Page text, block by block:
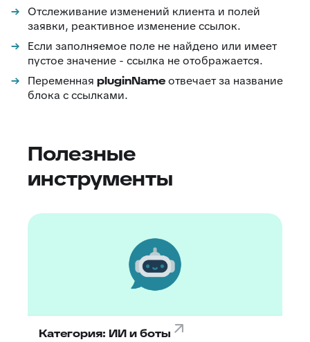
Отслеживание изменений клиента и полей
заявки, реактивное изменение ссылок.
Если заполняемое поле не найдено или имеет
пустое значение - ссылка не отображается.
Переменная pluginNameотвечает за название
блока с ссылками.
Полезные
инструменты
Категория: ИИ и боты